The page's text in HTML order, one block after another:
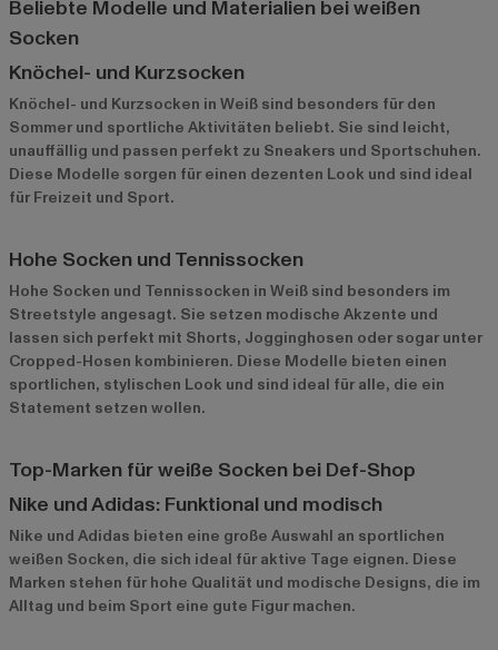
Beliebte Modelle und Materialien bei weißen
Socken
Knöchel- und Kurzsocken
Knöchel- und Kurzsocken in Weiß sind besonders für den
Sommer und sportliche Aktivitäten beliebt. Sie sind leicht,
unauffällig und passen perfekt zu Sneakers und Sportschuhen.
Diese Modelle sorgen für einen dezenten Look und sind ideal
für Freizeit und Sport.
Hohe Socken und Tennissocken
Hohe Socken und Tennissocken in Weiß sind besonders im
Streetstyle angesagt. Sie setzen modische Akzente und
lassen sich perfekt mit Shorts, Jogginghosen oder sogar unter
Cropped-Hosen kombinieren. Diese Modelle bieten einen
sportlichen, stylischen Look und sind ideal für alle, die ein
Statement setzen wollen.
Top-Marken für weiße Socken bei Def-Shop
Nike und Adidas: Funktional und modisch
Nike und Adidas bieten eine große Auswahl an sportlichen
weißen Socken, die sich ideal für aktive Tage eignen. Diese
Marken stehen für hohe Qualität und modische Designs, die im
Alltag und beim Sport eine gute Figur machen.